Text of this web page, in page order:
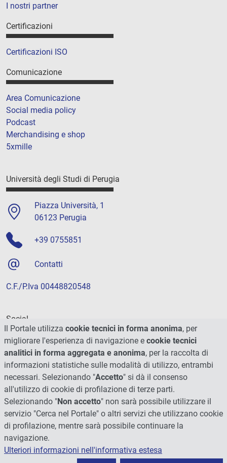
I nostri partner
Certificazioni
Certificazioni ISO
Comunicazione
Area Comunicazione
Social media policy
Podcast
Merchandising e shop
5xmille
Università degli Studi di Perugia
Piazza Università, 1
06123 Perugia
+39 0755851
Contatti
C.F./P.Iva 00448820548
Social
Il Portale utilizza cookie tecnici in forma anonima, per
migliorare l'esperienza di navigazione e cookie tecnici
analitici in forma aggregata e anonima, per la raccolta di
informazioni statistiche sulle modalità di utilizzo, entrambi
necessari. Selezionando "Accetto" si dà il consenso
all'utilizzo di cookie di profilazione di terze parti.
Selezionando "Non accetto" non sarà possibile utilizzare il
servizio "Cerca nel Portale" o altri servizi che utilizzano cookie
di profilazione, mentre sarà possibile continuare la
navigazione.
Ulteriori informazioni nell'informativa estesa